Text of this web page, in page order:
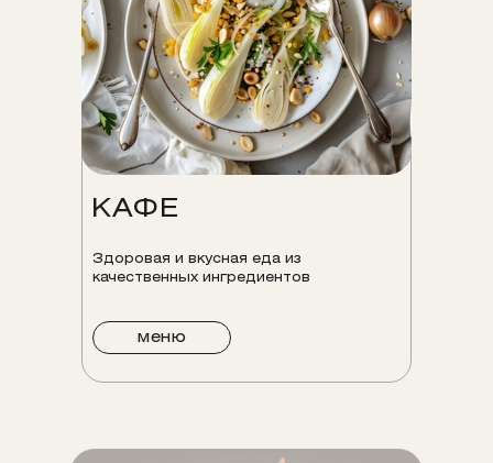
меню
КАФЕ
Здоровая и вкусная еда из
качественных ингредиентов